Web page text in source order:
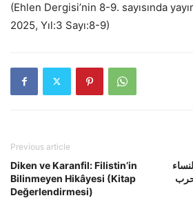
(Ehlen Dergisi’nin 8-9. sayısında
2025, Yıl:3 Sayı:8-9)
Previous article
Diken ve Karanfil: Filistin’in
Bilinmeyen Hikâyesi (Kitap
Değerlendirmesi)